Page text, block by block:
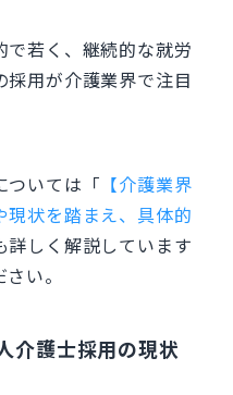
で若く、継続的な就労
用が介護業界で注目
ついては「 【介護業界
現状を踏まえ、具体的
詳しく解説しています
い。
介護士採用の現状